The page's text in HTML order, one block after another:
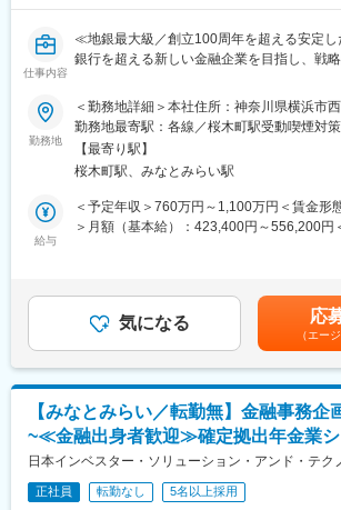
■業務の魅力：
（1）経営インパクト：
担当役員直下で中長期戦略を立案。経営層へ
（2）事業創造の経験：
銀行の安定した基盤の上で、スタートアッ
ービスを創造する貴重な経験を積むことがで
■組織構成：
法人決済戦略グループは約20名のグループ
ので、銀行業務の経験がない方もご安心く
■働き方：
・「働き方改革」として退行時刻を18時ま
ております。また、18時退行で生み出され
て、行員一人ひとりの能力を高めることを
・フルフレックスを導入しており、メリハリ
クライフバランスを意識して働くことがで
変更の範囲：本文参照
仕事内容
≪地銀最大級／創立100周年を超える安定し
銀行を超える新しい金融企業を目指し、戦
■業務概要：
決済ビジネスにかかわる中長期的な戦略立
各種施策の実施により、お客さまに利便性
企画・提供に取り組むポジションでご活躍い
1.全体戦略
決済・キャッシュレスに関する全体戦略・
接続（BankPay、口座直結決済等）などを
拡大を目的とした各種施策の企画立案、利
て、技術革新や規制緩和、ビジネススキー
よる事業拡大・機能拡充などを企図した施策
発およびシステムインフラの構築?
■配属部署：
法人マーケティング室決済ビジネス企画グル
勤務地
＜勤務地詳細＞本社住所：神奈川県横浜市
勤務地最寄駅：各線／桜木町駅受動喫煙対
更の範囲：会社の定める事業所
【最寄り駅】
桜木町駅、みなとみらい駅
給与
＜予定年収＞760万円～1,100万円＜賃金形
＞月額（基本給）：423,400円～556,200円
ん。賃金はあくまでも目安の金額であり、
可能性があります。月給(月額)は固定手当を
気になる 応
（エー
【みなとみらい／転勤無】金融事務企
~≪金融出身者歓迎≫確定拠出年金業シ
日本インベスター・ソリューション・アンド・テク
正社員 転勤なし 5名以上採用